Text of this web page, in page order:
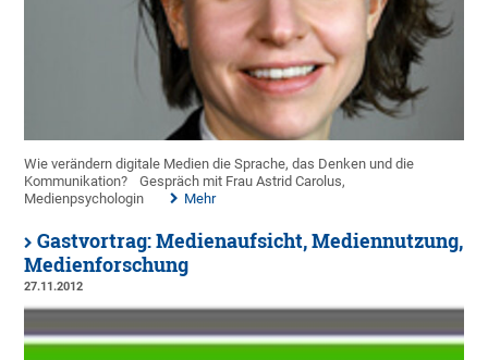
Wie verändern digitale Medien die Sprache, das Denken und die
Kommunikation?
Gespräch mit Frau Astrid Carolus,
Medienpsychologin
Mehr
Gastvortrag: Medienaufsicht, Mediennutzung,
Medienforschung
27.11.2012